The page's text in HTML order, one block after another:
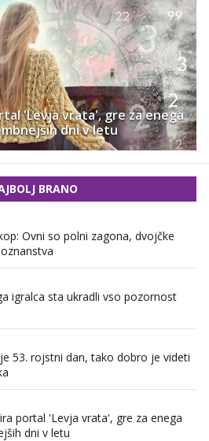
'Levja vrata', gre za enega
dni v letu
BRANO
Ovni so polni zagona, dvojčke
igralca sta ukradli vso pozornost
53. rojstni dan, tako dobro je videti
portal 'Levja vrata', gre za enega
dni v letu